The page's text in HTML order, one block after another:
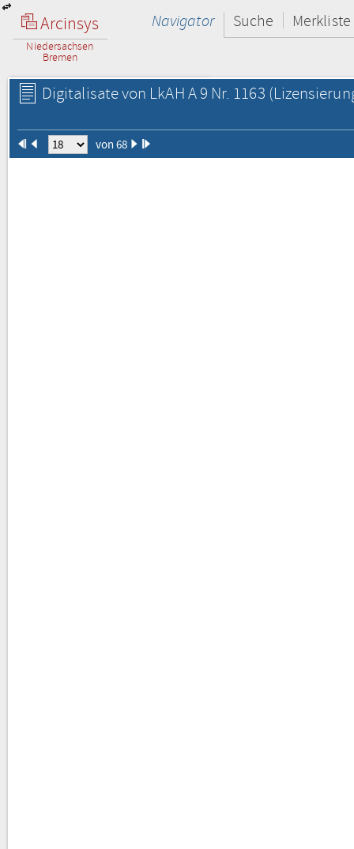
Arcinsys
Niedersachsen
Bremen
Navigator Suche Merkliste
Digitalisate von LkAH A 9 Nr. 1163
von 68